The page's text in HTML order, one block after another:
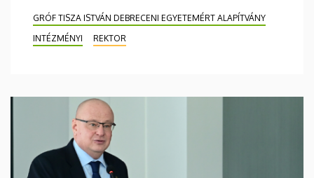
GRÓF TISZA ISTVÁN DEBRECENI EGYETEMÉRT ALAPÍTVÁNY
INTÉZMÉNYI
REKTOR